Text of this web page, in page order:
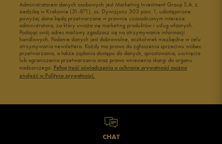
Administratorem danych osobowych jest Marketing Investment Group S.A. z
siedzibą w Krakowie (31-871), os. Dywizjonu 303 paw. 1, udostępnione
powyżej dane będą przetwarzane w prawnie uzasadnionym interesie
administratora, za który uważa się marketing produktów i usług własnych.
Podając swój adres mailowy zgadzasz się na otrzymywanie informacji
handlowych. Podanie danych jest dobrowolne, aczkolwiek niezbędne w celu
otrzymywania newslettera. Każdy ma prawo do zgłoszenia sprzeciwu wobec
przetwarzania, a także żądania dostępu do danych, sprostowania, usunięcia
lub ograniczenia przetwarzania oraz prawo wniesienia skargi do organu
nadzorczego. Pełną treść oświadczenia o ochronie prywatności można
znaleźć w Polityce prywatności.
CHAT